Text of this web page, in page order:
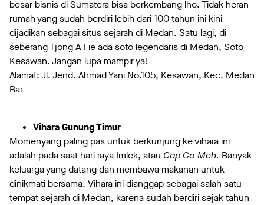
besar bisnis di Sumatera bisa berkembang lho. Tidak heran
rumah yang sudah berdiri lebih dari 100 tahun ini kini
dijadikan sebagai situs sejarah di Medan. Satu lagi, di
seberang Tjong A Fie ada soto legendaris di Medan, Soto
Kesawan. Jangan lupa mampir ya!
Alamat: Jl. Jend. Ahmad Yani No.105, Kesawan, Kec. Medan
Bar
Vihara Gunung Timur
Momenyang paling pas untuk berkunjung ke vihara ini
adalah pada saat hari raya Imlek, atau Cap Go Meh. Banyak
keluarga yang datang dan membawa makanan untuk
dinikmati bersama. Vihara ini dianggap sebagai salah satu
tempat sejarah di Medan, karena sudah berdiri sejak tahun